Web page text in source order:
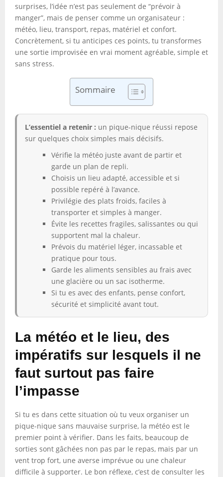
surprises, l’idée n’est pas seulement de “prévoir à
manger”, mais de penser comme un organisateur :
météo, lieu, transport, repas, matériel et confort.
Concrètement, si tu anticipes ces points, tu transformes
une sortie improvisée en vrai moment agréable, simple et
sans stress.
Sommaire
L’essentiel a retenir : un pique-nique réussi repose
sur quelques choix simples mais décisifs.
Vérifie la météo juste avant de partir et
garde un plan de repli.
Choisis un lieu adapté, accessible et si
possible repéré à l’avance.
Privilégie des plats froids, faciles à
transporter et simples à manger.
Évite les recettes fragiles, salissantes ou qui
supportent mal la chaleur.
Prévois du matériel léger, incassable et
pratique pour tous.
Garde les aliments sensibles au frais avec
une glacière ou un sac isotherme.
Si tu es avec des enfants, pense confort,
sécurité et simplicité avant tout.
La météo et le lieu, des
impératifs sur lesquels il ne
faut surtout pas faire
l’impasse
Si tu es dans cette situation où tu veux organiser un
pique-nique sans mauvaise surprise, la météo est le
premier point à vérifier. Dans les faits, beaucoup de
sorties sont gâchées non pas par le repas, mais par un
vent trop fort, une averse imprévue ou une chaleur
difficile à supporter. Le bon réflexe, c’est de consulter les